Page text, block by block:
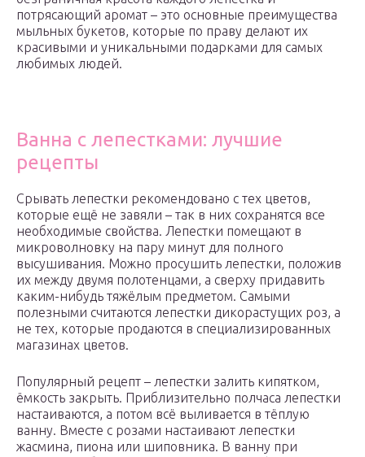
потрясающий аромат – это основные преимущества
мыльных букетов, которые по праву делают их
красивыми и уникальными подарками для самых
любимых людей.
Ванна с лепестками: лучшие
рецепты
Срывать лепестки рекомендовано с тех цветов,
которые ещё не завяли – так в них сохранятся все
необходимые свойства. Лепестки помещают в
микроволновку на пару минут для полного
высушивания. Можно просушить лепестки, положив
их между двумя полотенцами, а сверху придавить
каким-нибудь тяжёлым предметом. Самыми
полезными считаются лепестки дикорастущих роз, а
не тех, которые продаются в специализированных
магазинах цветов.
Популярный рецепт – лепестки залить кипятком,
ёмкость закрыть. Приблизительно полчаса лепестки
настаиваются, а потом всё выливается в тёплую
ванну. Вместе с розами настаивают лепестки
жасмина, пиона или шиповника. В ванну при